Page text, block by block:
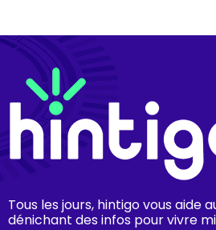
Tous les jours, hintigo vous aide
dénichant des infos pour vivre